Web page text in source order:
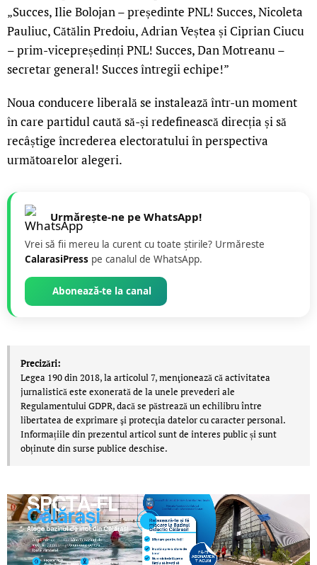
„Succes, Ilie Bolojan – președinte PNL! Succes, Nicoleta
Pauliuc, Cătălin Predoiu, Adrian Veștea și Ciprian Ciucu
– prim-vicepreședinți PNL! Succes, Dan Motreanu –
secretar general! Succes întregii echipe!”
Noua conducere liberală se instalează într-un moment
în care partidul caută să-și redefinească direcția și să
recâștige încrederea electoratului în perspectiva
următoarelor alegeri.
Urmărește-ne pe WhatsApp!
Vrei să fii mereu la curent cu toate știrile? Urmăreste
CalarasiPress pe canalul de WhatsApp.
Abonează-te la canal
Precizări:
Legea 190 din 2018, la articolul 7, menţionează că activitatea
jurnalistică este exonerată de la unele prevederi ale
Regulamentului GDPR, dacă se păstrează un echilibru între
libertatea de exprimare şi protecţia datelor cu caracter personal.
Informațiile din prezentul articol sunt de interes public și sunt
obținute din surse publice deschise.